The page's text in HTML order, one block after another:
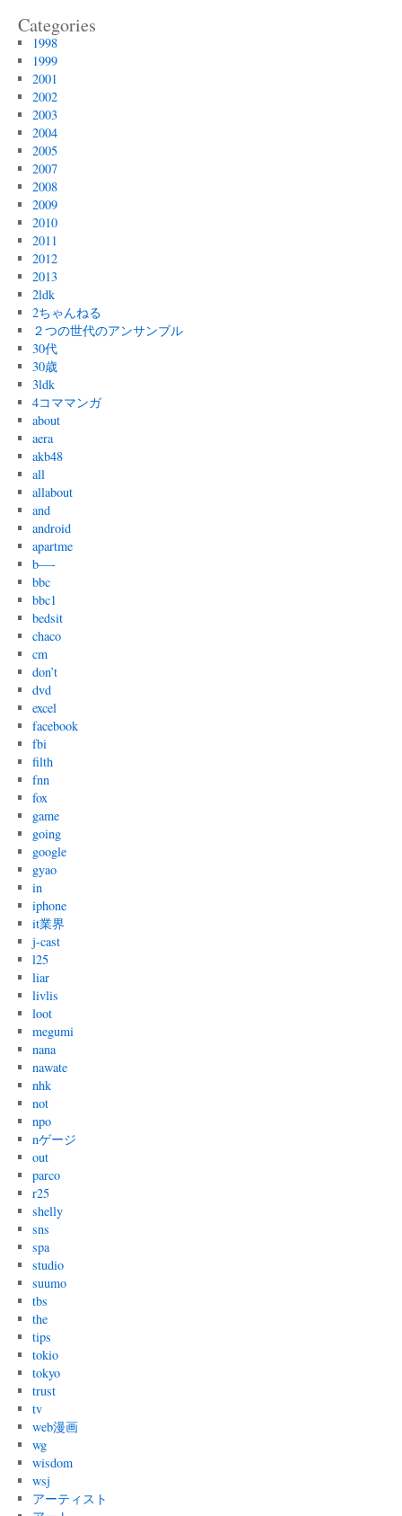
Categories
1998
1999
2001
2002
2003
2004
2005
2007
2008
2009
2010
2011
2012
2013
2ldk
2ちゃんねる
２つの世代のアンサンブル
30代
30歳
3ldk
4コママンガ
about
aera
akb48
all
allabout
and
android
apartme
b—-
bbc
bbc1
bedsit
chaco
cm
don’t
dvd
excel
facebook
fbi
filth
fnn
fox
game
going
google
gyao
in
iphone
it業界
j-cast
l25
liar
livlis
loot
megumi
nana
nawate
nhk
not
npo
nゲージ
out
parco
r25
shelly
sns
spa
studio
suumo
tbs
the
tips
tokio
tokyo
trust
tv
web漫画
wg
wisdom
wsj
アーティスト